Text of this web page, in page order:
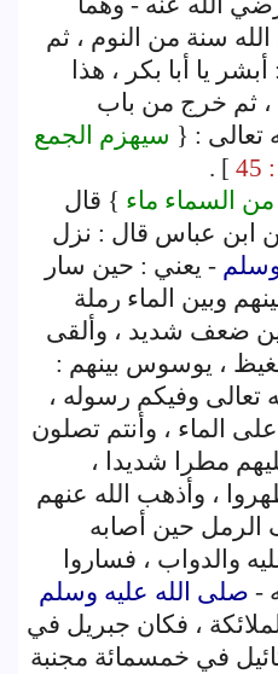
سنة من النوم ، ثم
يا أبا بكر ، هذا
، ثم خرج من باب
تعالى : { سيهزم الجمع
: 45
] .
السماء ماء } قال
ابن عباس قال : نزل
- يعني : حين سار
وبين الماء رملة
ضعف شديد ، وألقى
، يوسوس بينهم :
تعالى وفيكم رسوله ،
الماء ، وأنتم تصلون
مطرا شديدا ،
، وأذهب الله عنهم
حين أصابه
والدواب ، فساروا
- صلى الله عليه وسلم
، فكان جبريل في
في خمسمائة مجنبة